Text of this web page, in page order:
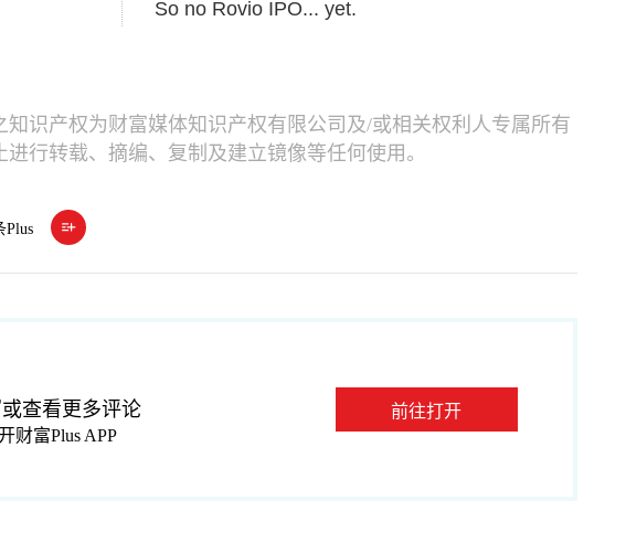
So no Rovio IPO... yet.
知识产权为财富媒体知识产权有限公司及/或相关权利人专属所有
行转载、摘编、复制及建立镜像等任何使用。
Plus
查看更多评论
财富Plus APP
前往打开